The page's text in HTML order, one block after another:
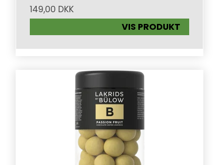
149,00 DKK
VIS PRODUKT